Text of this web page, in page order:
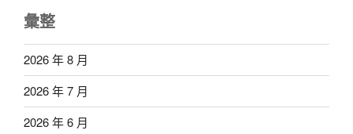
彙整
2026 年 8 月
2026 年 7 月
2026 年 6 月